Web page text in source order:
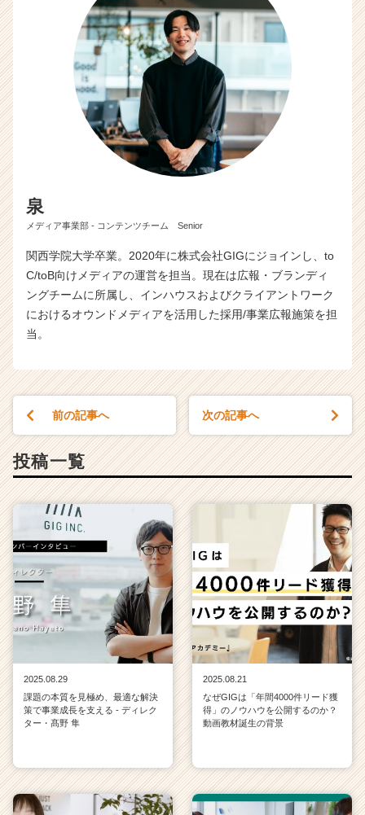
カ
ウ
ト
が
届
く
就
活
サ
イ
キ
ャ
ア
（C
h
r
e
泉
メディア事業部 - コンテンツチーム Senior
関西学院大学卒業。2020年に株式会社GIGにジョインし、to
C/toB向けメディアの運営を担当。現在は広報・ブランディ
ングチームに所属し、インハウスおよびクライアントワーク
におけるオウンドメディアを活用した採用/事業広報施策を担
当。
前の記事へ 次の記事へ
投稿一覧
2025.08.29
課題の本質を見極め、最適な解決
策で事業成長を支える - ディレク
ター・髙野 隼
2025.08.21
なぜGIGは「年間4000件リード獲
得」のノウハウを公開するのか？
動画教材誕生の背景